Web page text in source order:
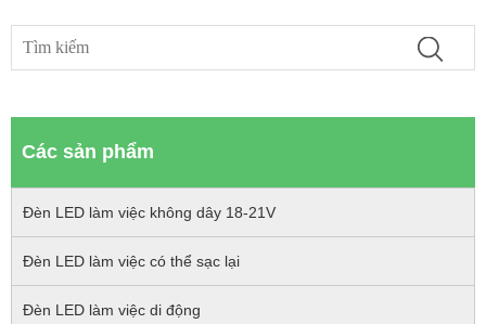
Các sản phẩm
Đèn LED làm việc không dây 18-21V
Đèn LED làm việc có thể sạc lại
Đèn LED làm việc di động